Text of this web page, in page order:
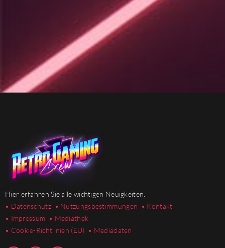
Hier erfahren Sie alle wichtigen Neuigkeiten.
• Datenschutz • Nutzungsbestimmungen • Kontakt
• Impressum • Mediathek
• Cookie-Richtlinien (EU) • Mediadaten